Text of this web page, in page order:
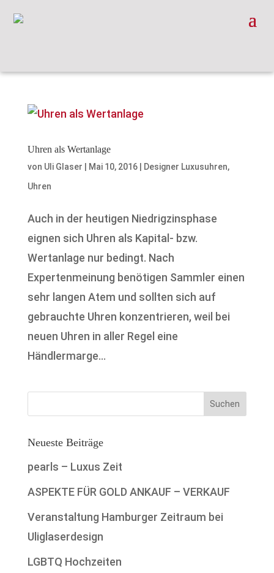
Uhren als Wertanlage
von Uli Glaser Mai 10, 2016| Designer Luxusuhren,
Uhren
Auch in der heutigen Niedrigzinsphase
eignen sich Uhren als Kapital- bzw.
Wertanlage nur bedingt. Nach
Expertenmeinung benötigen Sammler einen
sehr langen Atem und sollten sich auf
gebrauchte Uhren konzentrieren, weil bei
neuen Uhren in aller Regel eine
Händlermarge...
Neueste Beiträge
pearls – Luxus Zeit
ASPEKTE FÜR GOLD ANKAUF – VERKAUF
Veranstaltung Hamburger Zeitraum bei
Uliglaserdesign
LGBTQ Hochzeiten